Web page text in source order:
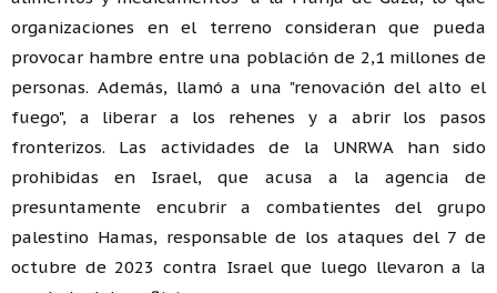
organizaciones en el terreno consideran que pueda
provocar hambre entre una población de 2,1 millones de
personas. Además, llamó a una "renovación del alto el
fuego", a liberar a los rehenes y a abrir los pasos
fronterizos. Las actividades de la UNRWA han sido
prohibidas en Israel, que acusa a la agencia de
presuntamente encubrir a combatientes del grupo
palestino Hamas, responsable de los ataques del 7 de
octubre de 2023 contra Israel que luego llevaron a la